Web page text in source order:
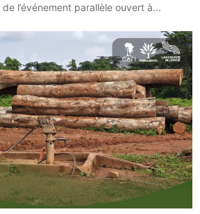
l’événement parallèle ouvert à...